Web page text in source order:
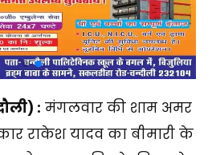
: मंगलवार की शाम अमर
राकेश यादव का बीमारी के